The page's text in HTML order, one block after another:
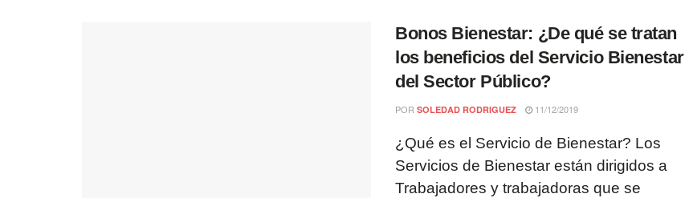
Bonos Bienestar: ¿De qué se tratan
los beneficios del Servicio Bienestar
del Sector Público?
POR SOLEDAD RODRIGUEZ 11/12/2019
¿Qué es el Servicio de Bienestar? Los
Servicios de Bienestar están dirigidos a
Trabajadores y trabajadoras que se